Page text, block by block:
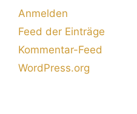
Anmelden
Feed der Einträge
Kommentar-Feed
WordPress.org